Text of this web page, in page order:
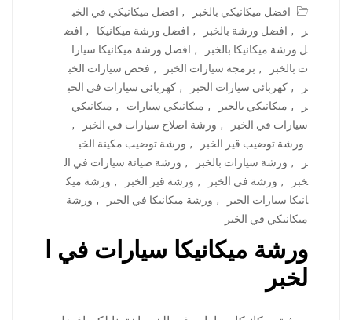
افضل ميكانيكي بالخبر
, افضل ميكانيكي في الخب
ر
, افضل ورشة بالخبر , افضل ورشة ميكانيكا , افض
ل ورشة ميكانيكا بالخبر
, افضل ورشة ميكانيكا سيارا
ت بالخبر
, برمجة سيارات الخبر , فحص سيارات الخب
ر
, كهربائي سيارات الخبر , كهربائي سيارات في الخب
ر
, ميكانيكي بالخبر , ميكانيكي سيارات , ميكانيكي
سيارات في الخبر
, ورشة اصلاح سيارات في الخبر
,
ورشة توضيب قير الخبر
, ورشة توضيب مكينة الخب
ر
, ورشة سيارات بالخبر , ورشة صيانة سيارات في ال
خبر
, ورشة في الخبر , ورشة قير الخبر , ورشة ميك
انيكا سيارات الخبر
, ورشة ميكانيكا في الخبر , ورشة
ميكانيكي في الخبر
ورشة ميكانيكا سيارات في ا
لخبر